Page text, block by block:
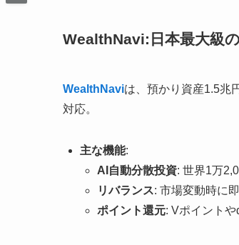
WealthNavi:日本最大級
WealthNaviは、預かり資産1.5兆
対応。
主な機能:
AI自動分散投資: 世界1万
リバランス: 市場変動時に
ポイント還元: Vポイントや